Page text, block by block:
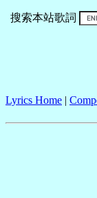
搜索本站歌詞
Lyrics Home |